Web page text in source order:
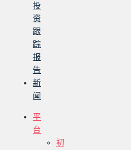
投
资
跟
踪
报
告
新
闻
平
台
初